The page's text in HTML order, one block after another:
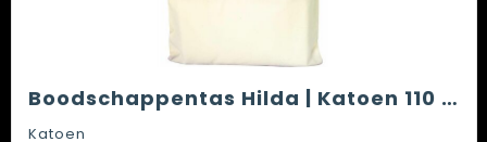
Boodschappentas Hilda | Katoen 110 g/m² | 10,5 l
Katoen